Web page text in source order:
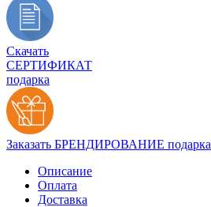
Скачать
СЕРТИФИКАТ
подарка
Заказать БРЕНДИРОВАНИЕ подарка
Описание
Оплата
Доставка